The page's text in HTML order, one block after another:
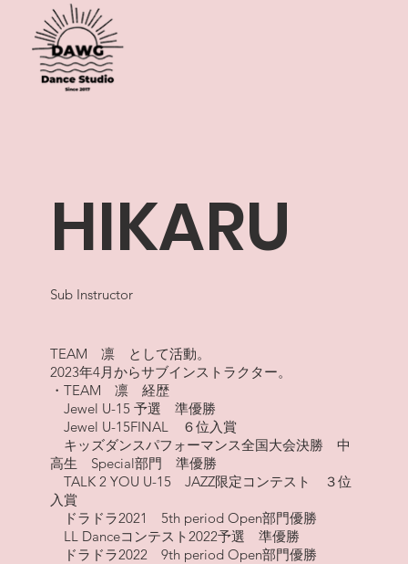
HIKARU
Sub Instructor
TEAM 凛 として活動。
2023年4月からサブインストラクター。
・TEAM 凛 経歴
Jewel U-15 予選 準優勝
Jewel U-15FINAL ６位入賞
キッズダンスパフォーマンス全国大会決勝 中
高生 Special部門 準優勝
TALK 2 YOU U-15 JAZZ限定コンテスト ３位
入賞
ドラドラ2021 5th period Open部門優勝
LL Danceコンテスト2022予選 準優勝
ドラドラ2022 9th period Open部門優勝